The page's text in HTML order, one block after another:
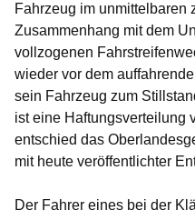
Fahrzeug im unmittelbaren
Zusammenhang mit dem
vollzogenen
wieder vor dem
sein Fahrzeug zum
ist eine Haftungsverteilung
entschied das
mit heute veröffentlichter
Der Fahrer eines bei der